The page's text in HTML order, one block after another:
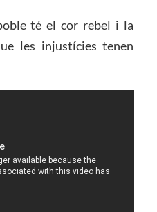
té el cor rebel i la
les injustícies tenen